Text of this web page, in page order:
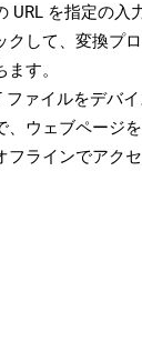
URL を指定の入
クして、変換プ
す。
ファイルをデバ
、ウェブページ
フラインでアク